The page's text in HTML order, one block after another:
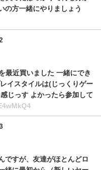
の方一緒にやりましょう
近買いました 一緒にでき
イスタイルは(じっくりゲー
じっす よかったら参加して
ですが、友達がほとんどロ